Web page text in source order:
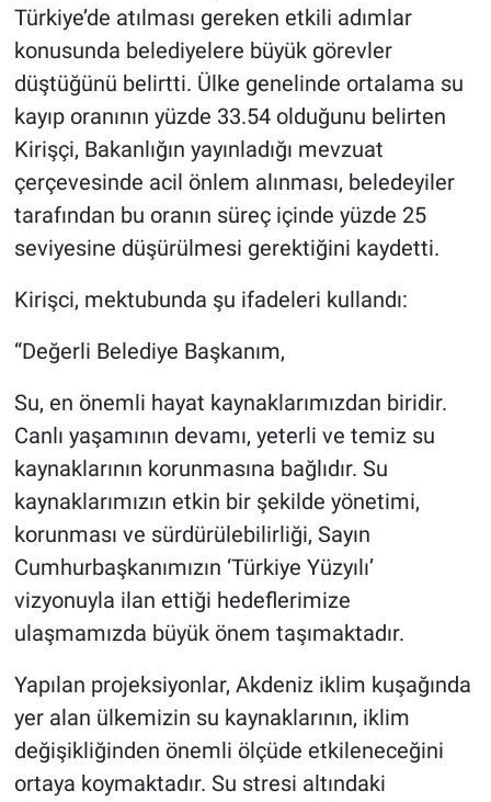
Türkiye’de atılması gereken etkili adımlar
konusunda belediyelere büyük görevler
düştüğünü belirtti. Ülke genelinde ortalama su
kayıp oranının yüzde 33.54 olduğunu belirten
Kirişçi, Bakanlığın yayınladığı mevzuat
çerçevesinde acil önlem alınması, beledeyiler
tarafından bu oranın süreç içinde yüzde 25
seviyesine düşürülmesi gerektiğini kaydetti.
Kirişci, mektubunda şu ifadeleri kullandı:
“Değerli Belediye Başkanım,
Su, en önemli hayat kaynaklarımızdan biridir.
Canlı yaşamının devamı, yeterli ve temiz su
kaynaklarının korunmasına bağlıdır. Su
kaynaklarımızın etkin bir şekilde yönetimi,
korunması ve sürdürülebilirliği, Sayın
Cumhurbaşkanımızın ‘Türkiye Yüzyılı’
vizyonuyla ilan ettiği hedeflerimize
ulaşmamızda büyük önem taşımaktadır.
Yapılan projeksiyonlar, Akdeniz iklim kuşağında
yer alan ülkemizin su kaynaklarının, iklim
değişikliğinden önemli ölçüde etkileneceğini
ortaya koymaktadır. Su stresi altındaki